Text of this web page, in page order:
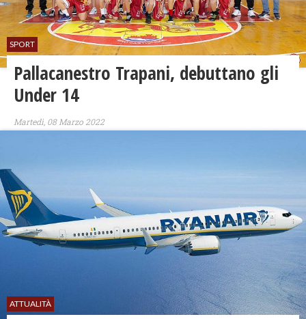
SPORT
Pallacanestro Trapani, debuttano gli
Under 14
Martedì, 08 Marzo 2022
ATTUALITÀ